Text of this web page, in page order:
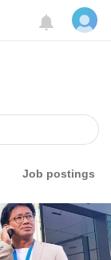
Job postings